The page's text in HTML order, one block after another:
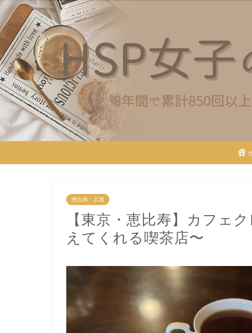
恵比寿・広尾
【東京・恵比寿】カフェ
えてくれる喫茶店〜